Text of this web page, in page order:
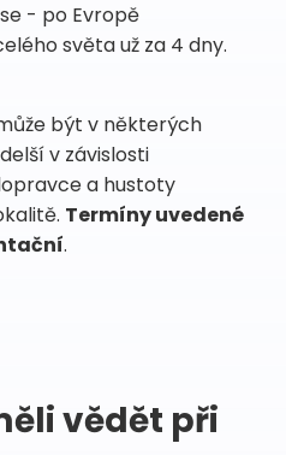
- po Evropě
světa už za 4 dny.
být v některých
v závislosti
a hustoty
Termíny uvedené
.
vědět při